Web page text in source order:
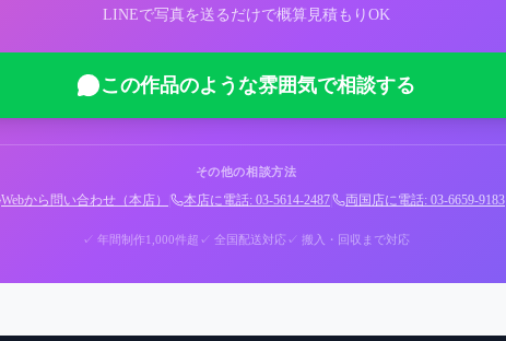
LINEで写真を送るだけで概算見積もりOK
この作品のような雰囲気で相談する
その他の相談方法
Webから問い合わせ（本店） 本店に電話: 03-5614-2487 両国店に電話: 03-6659-9183
✓ 年間制作1,000件超 ✓ 全国配送対応✓ 搬入・回収まで対応